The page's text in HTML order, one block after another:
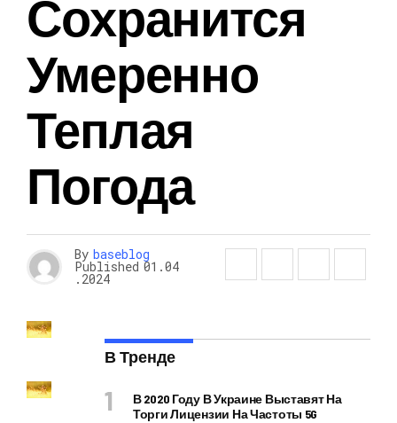
Сохранится
Умеренно
Теплая
Погода
By baseblog
Published 01.04
.2024
В Тренде
В 2020 Году В Украине Выставят На
Торги Лицензии На Частоты 5G